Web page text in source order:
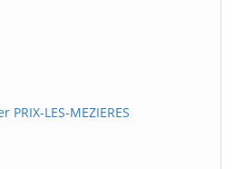
LES-MEZIERES